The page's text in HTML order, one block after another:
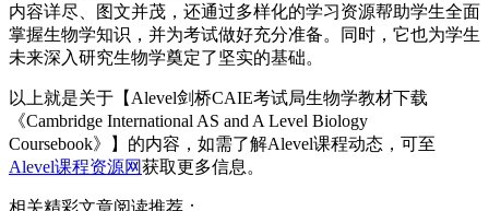
内容详尽、图文并茂，还通过多样化的学习资源帮助学生全面
掌握生物学知识，并为考试做好充分准备。同时，它也为学生
未来深入研究生物学奠定了坚实的基础。
以上就是关于【Alevel剑桥CAIE考试局生物学教材下载
《Cambridge International AS and A Level Biology
Coursebook》】的内容，如需了解Alevel课程动态，可至
Alevel课程资源网获取更多信息。